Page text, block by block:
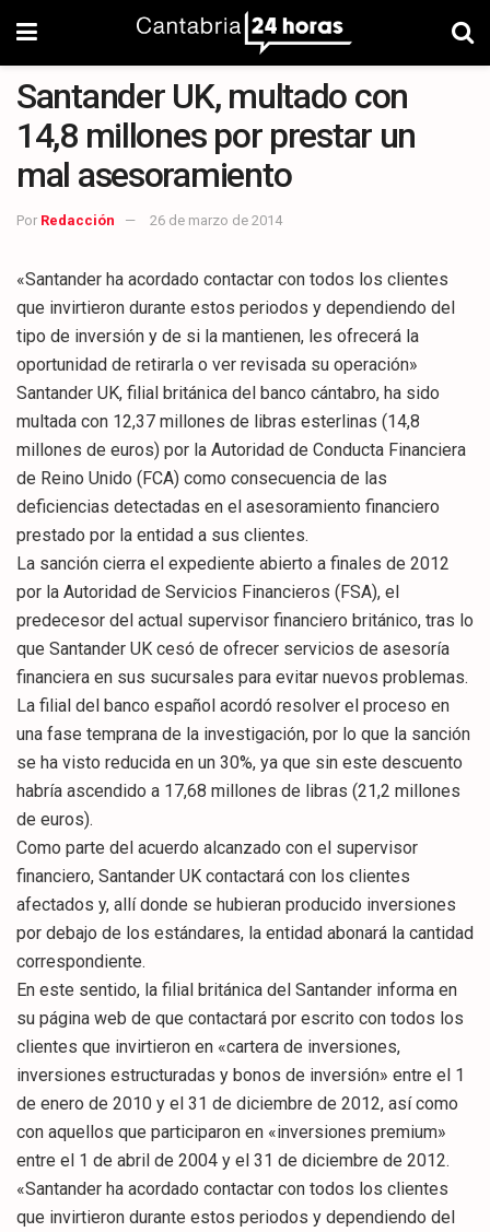
Santander UK, multado con
14,8 millones por prestar un
mal asesoramiento
Por Redacción 26 de marzo de 2014
«Santander ha acordado contactar con todos los clientes
que invirtieron durante estos periodos y dependiendo del
tipo de inversión y de si la mantienen, les ofrecerá la
oportunidad de retirarla o ver revisada su operación»
Santander UK, filial británica del banco cántabro, ha sido
multada con 12,37 millones de libras esterlinas (14,8
millones de euros) por la Autoridad de Conducta Financiera
de Reino Unido (FCA) como consecuencia de las
deficiencias detectadas en el asesoramiento financiero
prestado por la entidad a sus clientes.
La sanción cierra el expediente abierto a finales de 2012
por la Autoridad de Servicios Financieros (FSA), el
predecesor del actual supervisor financiero británico, tras lo
que Santander UK cesó de ofrecer servicios de asesoría
financiera en sus sucursales para evitar nuevos problemas.
La filial del banco español acordó resolver el proceso en
una fase temprana de la investigación, por lo que la sanción
se ha visto reducida en un 30%, ya que sin este descuento
habría ascendido a 17,68 millones de libras (21,2 millones
de euros).
Como parte del acuerdo alcanzado con el supervisor
financiero, Santander UK contactará con los clientes
afectados y, allí donde se hubieran producido inversiones
por debajo de los estándares, la entidad abonará la cantidad
correspondiente.
En este sentido, la filial británica del Santander informa en
su página web de que contactará por escrito con todos los
clientes que invirtieron en «cartera de inversiones,
inversiones estructuradas y bonos de inversión» entre el 1
de enero de 2010 y el 31 de diciembre de 2012, así como
con aquellos que participaron en «inversiones premium»
entre el 1 de abril de 2004 y el 31 de diciembre de 2012.
«Santander ha acordado contactar con todos los clientes
que invirtieron durante estos periodos y dependiendo del